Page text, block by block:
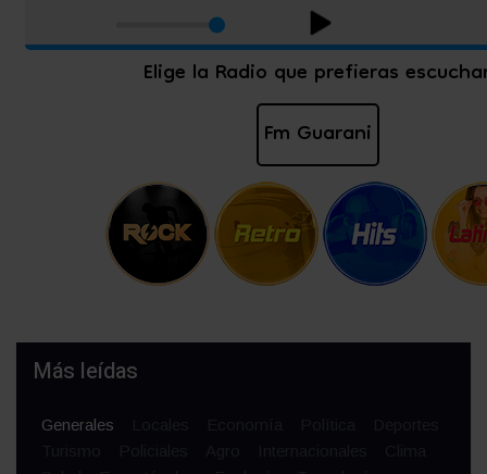
Más leídas
Generales